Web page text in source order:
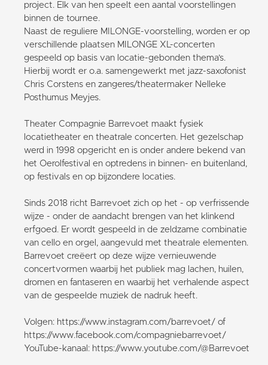
project. Elk van hen speelt een aantal voorstellingen
binnen de tournee.
Naast de reguliere MILONGE-voorstelling, worden er op
verschillende plaatsen MILONGE XL-concerten
gespeeld op basis van locatie-gebonden thema’s.
Hierbij wordt er o.a. samengewerkt met jazz-saxofonist
Chris Corstens en zangeres/theatermaker Nelleke
Posthumus Meyjes.
Theater Compagnie Barrevoet maakt fysiek
locatietheater en theatrale concerten. Het gezelschap
werd in 1998 opgericht en is onder andere bekend van
het Oerolfestival en optredens in binnen- en buitenland,
op festivals en op bijzondere locaties.
Sinds 2018 richt Barrevoet zich op het - op verfrissende
wijze - onder de aandacht brengen van het klinkend
erfgoed. Er wordt gespeeld in de zeldzame combinatie
van cello en orgel, aangevuld met theatrale elementen.
Barrevoet creëert op deze wijze vernieuwende
concertvormen waarbij het publiek mag lachen, huilen,
dromen en fantaseren en waarbij het verhalende aspect
van de gespeelde muziek de nadruk heeft.
Volgen: https://www.instagram.com/barrevoet/ of
https://www.facebook.com/compagniebarrevoet/
YouTube-kanaal: https://www.youtube.com/@Barrevoet